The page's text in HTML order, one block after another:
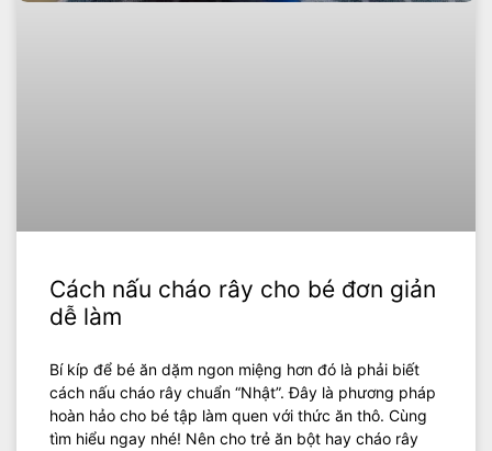
Cách nấu cháo rây cho bé đơn giản
dễ làm
Bí kíp để bé ăn dặm ngon miệng hơn đó là phải biết
cách nấu cháo rây chuẩn “Nhật”. Đây là phương pháp
hoàn hảo cho bé tập làm quen với thức ăn thô. Cùng
tìm hiểu ngay nhé! Nên cho trẻ ăn bột hay cháo rây